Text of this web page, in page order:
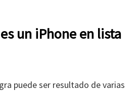
un iPhone en lista
puede ser resultado de varias